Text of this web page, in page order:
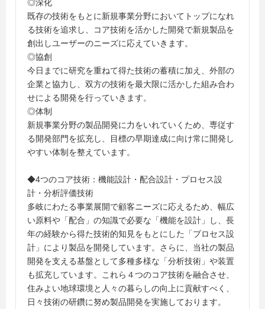
◎深化
既存の技術をもとに新規事業分野においてトップになれ
る技術を追求し、コア技術を活かした開発で新規製品を
創出しユーザーのニーズに応えていきます。
◎協創
今日までに研究を重ねて得た技術の蓄積に加え、外部の
企業と協力し、双方の技術を最大限に活かした組み合わ
せによる開発を行っていきます。
◎体制
新規事業分野の製品開発に力をいれていくため、専従す
る開発部門を拡充し、目標の早期達成に向け常に開発し
やすい体制を整えています。
◆4つのコア技術：機能設計・配合設計・プロセス設
計・分析評価技術
多岐にわたる事業展開で顧客ニーズに応えるため、幅広
い原料や「配合」の知識で必要な「機能を設計」し、長
年の経験から得た技術的知見をもとにした「プロセス設
計」により製品を開発しています。さらに、当社の製品
開発を支える基盤として多種多様な「分析技術」や装置
も拡充しています。これら４つのコア技術を融合させ、
住みよい地球環境と人々の暮らしの向上に貢献すべく、
日々技術の研鑽に努め製品開発を実施しております。